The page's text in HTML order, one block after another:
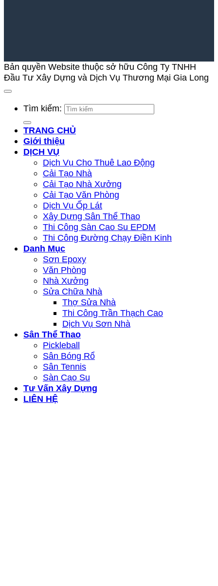
Bản quyền Website thuộc sở hữu Công Ty TNHH
Đầu Tư Xây Dựng và Dịch Vụ Thương Mại Gia Long
Tìm kiếm:
TRANG CHỦ
Giới thiệu
DỊCH VỤ
Dịch Vụ Cho Thuê Lao Động
Cải Tạo Nhà
Cải Tạo Nhà Xưởng
Cải Tạo Văn Phòng
Dịch Vụ Ốp Lát
Xây Dựng Sân Thể Thao
Thi Công Sàn Cao Su EPDM
Thi Công Đường Chạy Điền Kinh
Danh Mục
Sơn Epoxy
Văn Phòng
Nhà Xưởng
Sửa Chữa Nhà
Thợ Sửa Nhà
Thi Công Trần Thạch Cao
Dịch Vụ Sơn Nhà
Sân Thể Thao
Pickleball
Sân Bóng Rổ
Sân Tennis
Sàn Cao Su
Tư Vấn Xây Dựng
LIÊN HỆ